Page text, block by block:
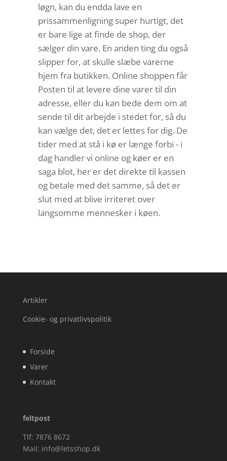
løgn, kan du endda lave en
prissammenligning super hurtigt, det
er bare lige at finde de shop, der
sælger din vare. En anden ting du også
slipper for, at skulle slæbe varerne
hjem fra butikken. Online shoppen får
Posten til at levere dine varer til din
adresse, eller du kan bede dem om at
sende til dit arbejde i stedet for, så du
kan vælge det, det er lettes for dig. De
tider med at stå i kø er længe forbi - i
dag handler vi online og køer er en
saga blot, her er det direkte til kassen
og betale med det samme, så det er
slut med at blive irriteret over
langsomme mennesker i køen.
Artikler
Cookie- og privatlivspolitik
Forside
Varer
Kontakt
feltpost
Tlf: 7876 8672
Mail: info@letsshop.dk